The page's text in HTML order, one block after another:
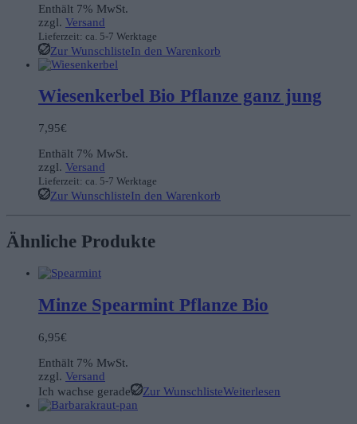
Enthält 7% MwSt.
zzgl. Versand
Lieferzeit: ca. 5-7 Werktage
Zur WunschlisteIn den Warenkorb
Wiesenkerbel Bio Pflanze ganz jung
7,95€
Enthält 7% MwSt.
zzgl. Versand
Lieferzeit: ca. 5-7 Werktage
Zur WunschlisteIn den Warenkorb
Ähnliche Produkte
Minze Spearmint Pflanze Bio
6,95€
Enthält 7% MwSt.
zzgl. Versand
Ich wachse gerade
Zur WunschlisteWeiterlesen